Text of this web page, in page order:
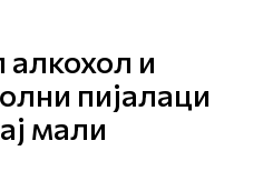
алкохол и
пијалаци
мали